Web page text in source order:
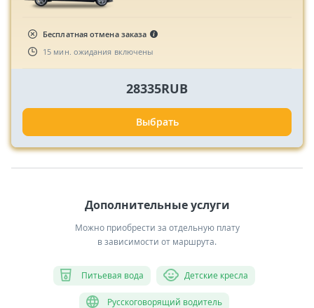
Бесплатная отмена заказа
15 мин. ожидания включены
28335RUB
Выбрать
Дополнительные услуги
Можно приобрести за отдельную плату
в зависимости от маршрута.
Питьевая вода Детские кресла
Русскоговорящий водитель